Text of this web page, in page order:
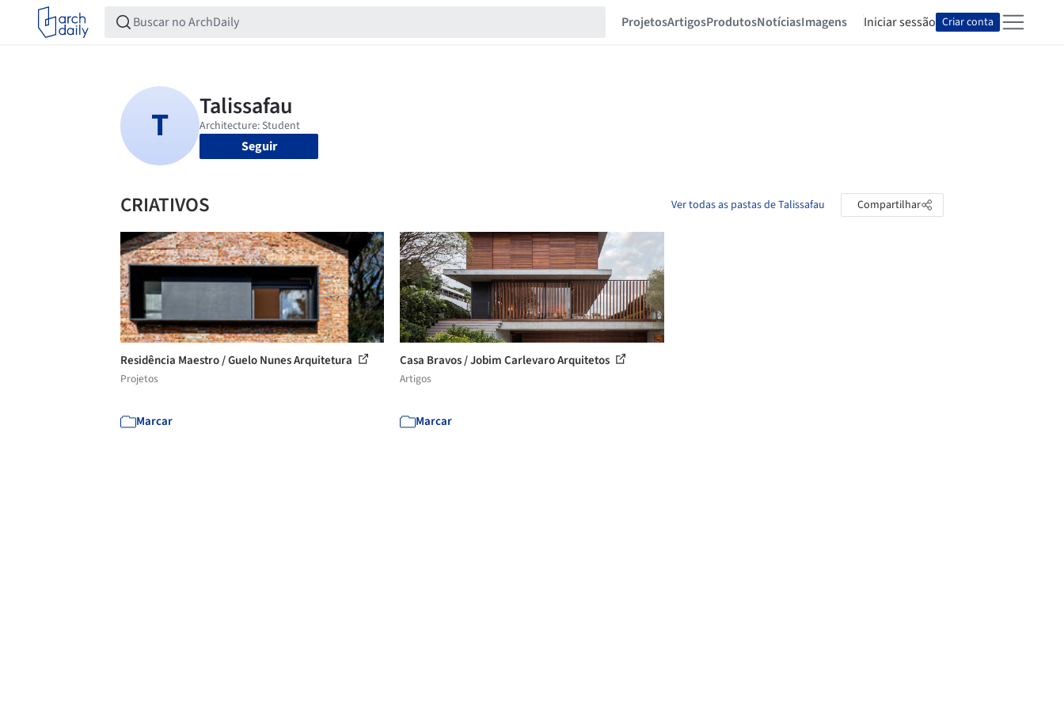
ProjetosArtigosProdutosNotíciasImagens Iniciar sessão Criar conta
Seguir
CRIATIVOS Ver todas as pastas de Talissafau Compartilhar
Residência Maestro / Guelo Nunes Arquitetura
Projetos
Marcar
Casa Bravos / Jobim Carlevaro Arquitetos
Artigos
Marcar